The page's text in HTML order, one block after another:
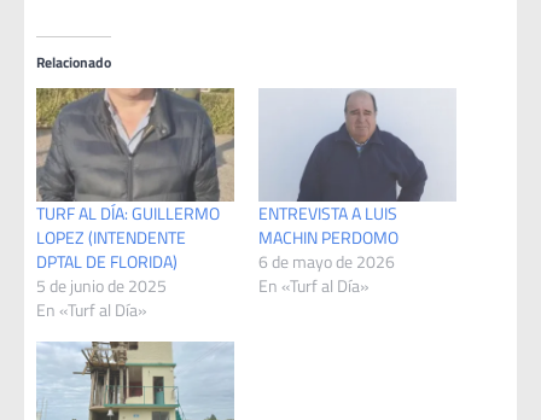
Relacionado
TURF AL DÍA: GUILLERMO
LOPEZ (INTENDENTE
DPTAL DE FLORIDA)
5 de junio de 2025
En «Turf al Día»
ENTREVISTA A LUIS
MACHIN PERDOMO
6 de mayo de 2026
En «Turf al Día»